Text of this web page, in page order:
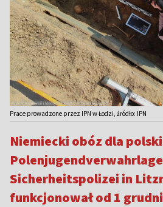
Prace prowadzone przez IPN w Łodzi, źródło: IPN
Niemiecki obóz dla
Sicherheitspolizei in
funkcjonował od 1